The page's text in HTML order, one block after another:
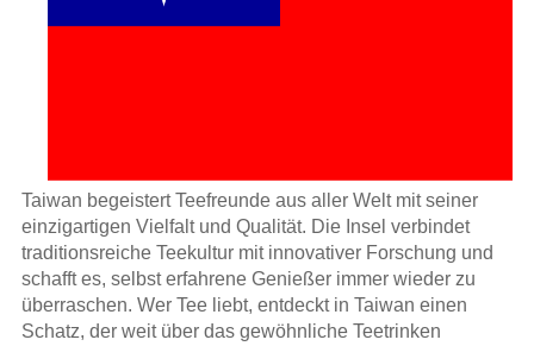
Taiwan begeistert Teefreunde aus aller Welt mit seiner
einzigartigen Vielfalt und Qualität. Die Insel verbindet
traditionsreiche Teekultur mit innovativer Forschung und
schafft es, selbst erfahrene Genießer immer wieder zu
überraschen. Wer Tee liebt, entdeckt in Taiwan einen
Schatz, der weit über das gewöhnliche Teetrinken